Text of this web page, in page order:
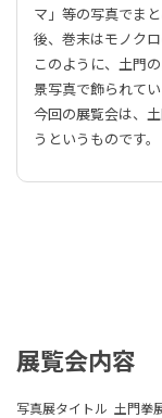
マ」等の写真でま
後、巻末はモノク
このように、土門
景写真で飾られてい
今回の展覧会は、
うというものです。
展覧会内容
写真展タイトル 土門拳󠄁